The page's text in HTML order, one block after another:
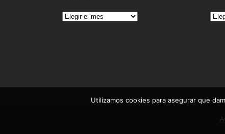
Archivo
Utilizamos cookies para asegurar que